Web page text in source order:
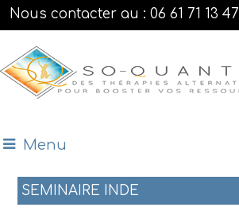
Nous contacter au : 06 61 71 13 47
Menu
SEMINAIRE INDE